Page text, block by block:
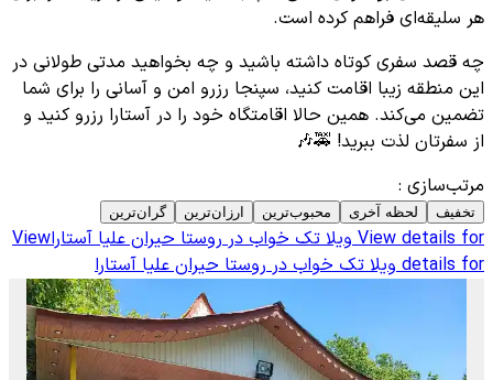
هر سلیقه‌ای فراهم کرده است.
چه قصد سفری کوتاه داشته باشید و چه بخواهید مدتی طولانی در
این منطقه زیبا اقامت کنید، سپنجا رزرو امن و آسانی را برای شما
تضمین می‌کند. همین حالا اقامتگاه خود را در آستارا رزرو کنید و
از سفرتان لذت ببرید! 🚕🎶
مرتب‌سازی :
تخفیف لحظه آخری محبوب‌ترین ارزان‌ترین گران‌ترین
View details for ویلا تک خواب در روستا حیران علیا آستاراView
details for ویلا تک خواب در روستا حیران علیا آستارا